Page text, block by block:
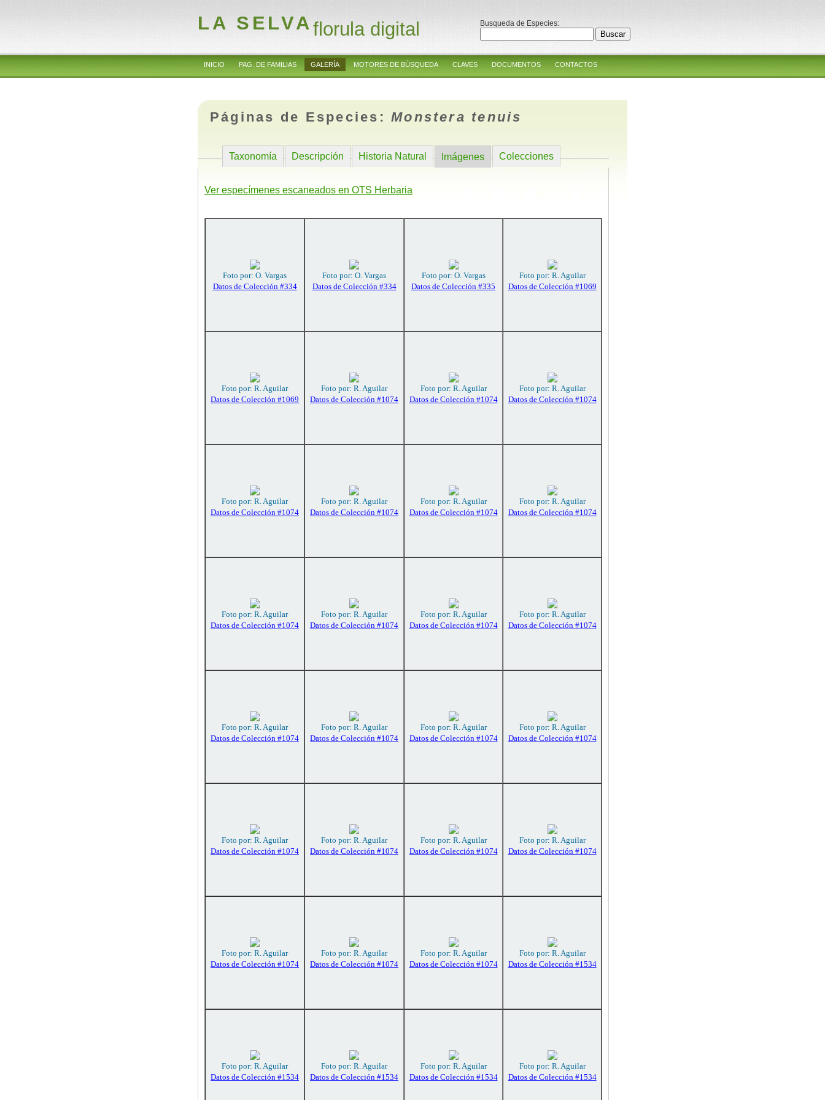
LA SELVAflorula digital Busqueda de Especies:
INICIO PAG. DE FAMILIAS GALERÍA MOTORES DE BÚSQUEDA CLAVES DOCUMENTOS CONTACTOS
Páginas de Especies:Monstera tenuis
Taxonomía Descripción Historia Natural Imágenes Colecciones
Ver especímenes escaneados en OTS Herbaria
Foto por: O. Vargas
Datos de Colección #334
Foto por: O. Vargas
Datos de Colección #334
Foto por: O. Vargas
Datos de Colección #335
Foto por: R. Aguilar
Datos de Colección #1069
Foto por: R. Aguilar
Datos de Colección #1069
Foto por: R. Aguilar
Datos de Colección #1074
Foto por: R. Aguilar
Datos de Colección #1074
Foto por: R. Aguilar
Datos de Colección #1074
Foto por: R. Aguilar
Datos de Colección #1074
Foto por: R. Aguilar
Datos de Colección #1074
Foto por: R. Aguilar
Datos de Colección #1074
Foto por: R. Aguilar
Datos de Colección #1074
Foto por: R. Aguilar
Datos de Colección #1074
Foto por: R. Aguilar
Datos de Colección #1074
Foto por: R. Aguilar
Datos de Colección #1074
Foto por: R. Aguilar
Datos de Colección #1074
Foto por: R. Aguilar
Datos de Colección #1074
Foto por: R. Aguilar
Datos de Colección #1074
Foto por: R. Aguilar
Datos de Colección #1074
Foto por: R. Aguilar
Datos de Colección #1074
Foto por: R. Aguilar
Datos de Colección #1074
Foto por: R. Aguilar
Datos de Colección #1074
Foto por: R. Aguilar
Datos de Colección #1074
Foto por: R. Aguilar
Datos de Colección #1074
Foto por: R. Aguilar
Datos de Colección #1074
Foto por: R. Aguilar
Datos de Colección #1074
Foto por: R. Aguilar
Datos de Colección #1074
Foto por: R. Aguilar
Datos de Colección #1534
Foto por: R. Aguilar
Datos de Colección #1534
Foto por: R. Aguilar
Datos de Colección #1534
Foto por: R. Aguilar
Datos de Colección #1534
Foto por: R. Aguilar
Datos de Colección #1534